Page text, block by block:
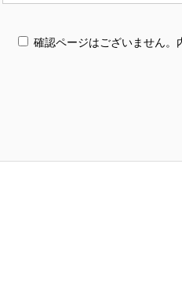
確認ページはございません。